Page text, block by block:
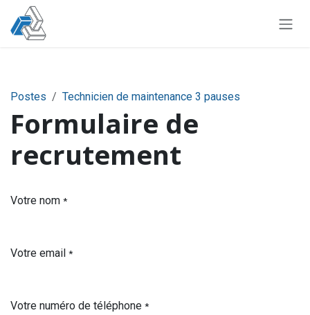
Se rendre au contenu
Postes Technicien de maintenance 3 pauses
Formulaire de
recrutement
Votre nom *
Votre email *
Votre numéro de téléphone *